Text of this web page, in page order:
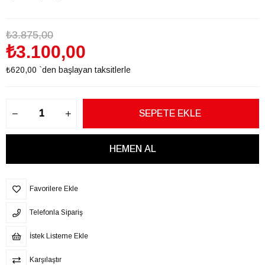
₺3.875,00
₺3.100,00
₺620,00 `den başlayan taksitlerle
Favorilere Ekle
Telefonla Sipariş
İstek Listeme Ekle
Karşılaştır